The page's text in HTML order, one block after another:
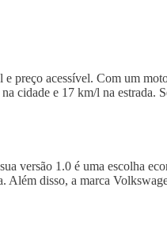
preço acessível. Com um
cidade e 17 km/l na estrada.
versão 1.0 é uma escolha
Além disso, a marca